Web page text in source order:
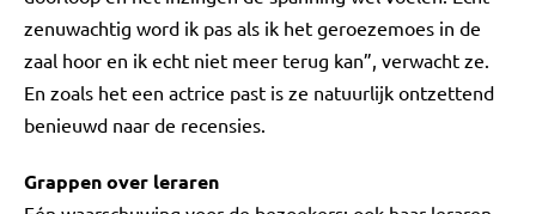
zenuwachtig word ik pas als ik het geroezemoes in de
zaal hoor en ik echt niet meer terug kan”, verwacht ze.
En zoals het een actrice past is ze natuurlijk ontzettend
benieuwd naar de recensies.
Grappen over leraren